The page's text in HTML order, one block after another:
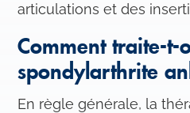
articulations et des
Comment traite-t-
spondylarthrite
En règle générale, la